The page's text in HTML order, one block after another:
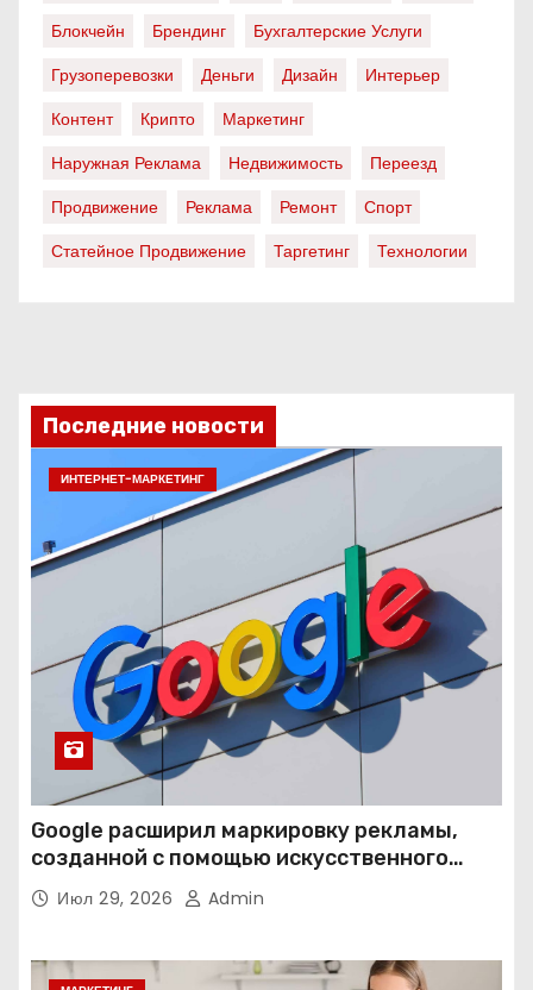
Блокчейн
Брендинг
Бухгалтерские Услуги
Грузоперевозки
Деньги Дизайн
Интерьер
Контент
Крипто
Маркетинг
Наружная Реклама
Недвижимость
Переезд
Продвижение
Реклама Ремонт
Спорт
Статейное Продвижение
Таргетинг Технологии
Последние новости
ИНТЕРНЕТ-МАРКЕТИНГ
Google расширил маркировку рекламы,
созданной с помощью искусственного
интеллекта
Июл 29, 2026 Admin